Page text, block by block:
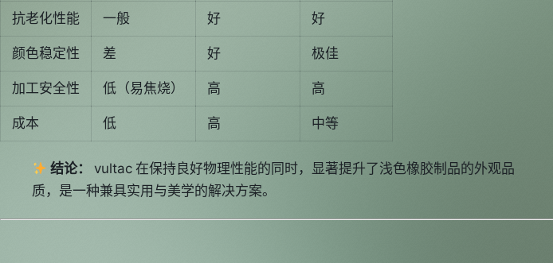
抗老化性能
一般 好
好
颜色稳定性
差 好
极佳
加工安全性
低（易焦烧） 高
高
成本
低 高 中等
结论：
vultac 在保持良好物理性能的同时，显著提升了浅色橡胶制品的外观品
质，是一种兼具实用与美学的解决方案。